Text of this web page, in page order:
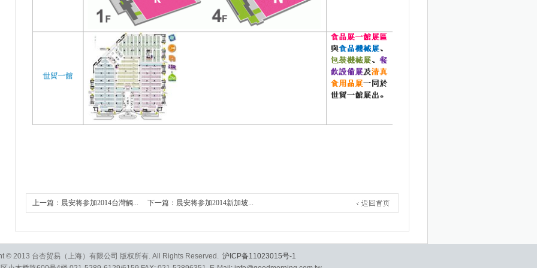
上一篇：晨安将参加2014台灣觸... 下一篇：晨安将参加2014新加坡...
© 2013 台杏贸易（上海）有限公司 版权所有. All Rights Reserved. 沪ICP备11023015号-1